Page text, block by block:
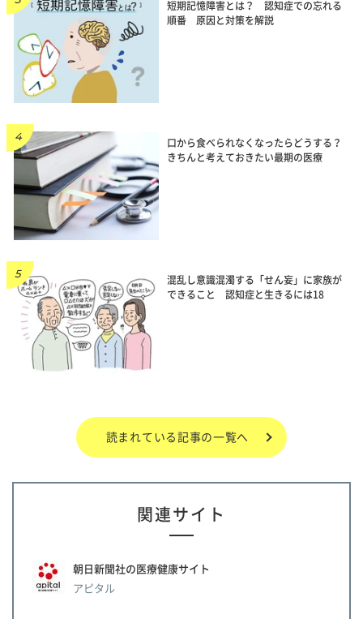
短期記憶障害とは？ 認知症での忘れる
順番 原因と対策を解説
口から食べられなくなったらどうする？
きちんと考えておきたい最期の医療
混乱し意識混濁する「せん妄」に家族が
できること 認知症と生きるには18
読まれている記事の一覧へ
関連サイト
朝日新聞社の医療健康サイト
アピタル